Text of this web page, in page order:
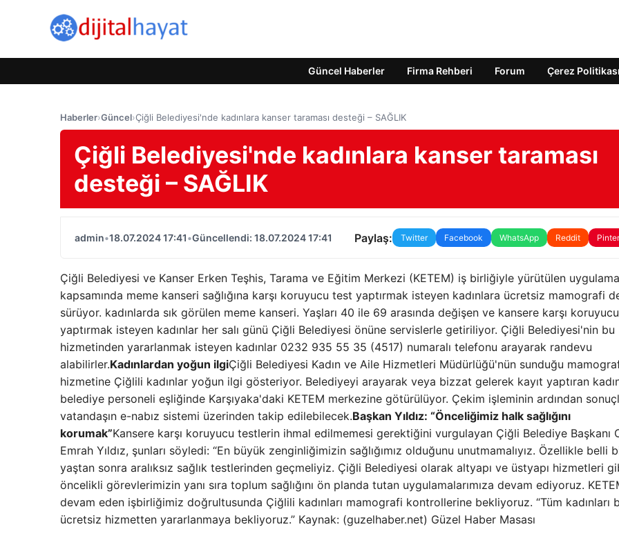
Güncel Haberler Firma Rehberi Forum Çerez Politikası
Haberler›Güncel›Çiğli Belediyesi'nde kadınlara kanser taraması desteği – SAĞLIK
Çiğli Belediyesi'nde kadınlara kanser taraması
desteği – SAĞLIK
admin•18.07.2024 17:41•Güncellendi: 18.07.2024 17:41 Paylaş: Twitter Facebook WhatsApp Reddit
Çiğli Belediyesi ve Kanser Erken Teşhis, Tarama ve Eğitim Merkezi (KETEM) iş birliğiyle yürütülen uygulama
kapsamında meme kanseri sağlığına karşı koruyucu test yaptırmak isteyen kadınlara ücretsiz mamografi
sürüyor. kadınlarda sık görülen meme kanseri. Yaşları 40 ile 69 arasında değişen ve kansere karşı
yaptırmak isteyen kadınlar her salı günü Çiğli Belediyesi önüne servislerle getiriliyor. Çiğli Belediyesi'nin bu
hizmetinden yararlanmak isteyen kadınlar 0232 935 55 35 (4517) numaralı telefonu arayarak randevu
alabilirler.Kadınlardan yoğun ilgiÇiğli Belediyesi Kadın ve Aile Hizmetleri Müdürlüğü'nün sunduğu
hizmetine Çiğlili kadınlar yoğun ilgi gösteriyor. Belediyeyi arayarak veya bizzat gelerek kayıt yaptıran
belediye personeli eşliğinde Karşıyaka'daki KETEM merkezine götürülüyor. Çekim işleminin ardından
vatandaşın e-nabız sistemi üzerinden takip edilebilecek.Başkan Yıldız: “Önceliğimiz halk sağlığını
korumak”Kansere karşı koruyucu testlerin ihmal edilmemesi gerektiğini vurgulayan Çiğli Belediye Başkanı
Emrah Yıldız, şunları söyledi: “En büyük zenginliğimizin sağlığımız olduğunu unutmamalıyız. Özellikle belli
yaştan sonra aralıksız sağlık testlerinden geçmeliyiz. Çiğli Belediyesi olarak altyapı ve üstyapı hizmetleri
öncelikli görevlerimizin yanı sıra toplum sağlığını ön planda tutan uygulamalarımıza devam ediyoruz.
devam eden işbirliğimiz doğrultusunda Çiğlili kadınları mamografi kontrollerine bekliyoruz. “Tüm kadınları
ücretsiz hizmetten yararlanmaya bekliyoruz.” Kaynak: (guzelhaber.net) Güzel Haber Masası